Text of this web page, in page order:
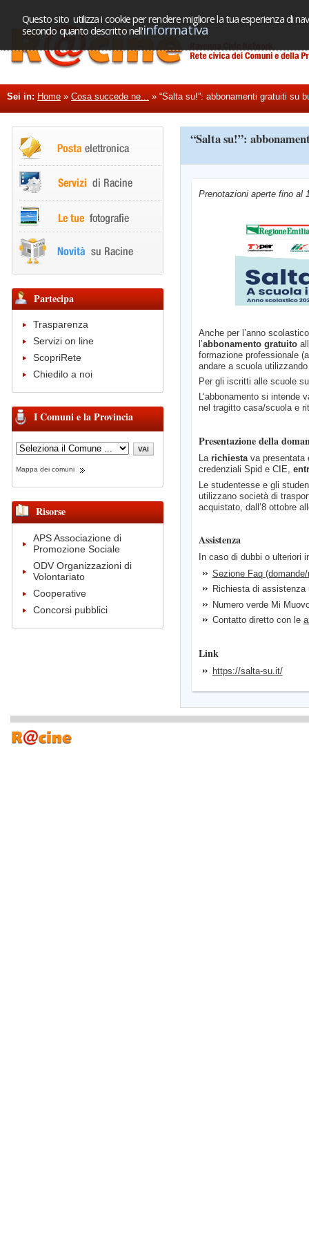
Questo sito utilizza i cookie per rendere migliore la tua esperienza di
secondo quanto descritto nell'informativa
Sei in: Home » Cosa succede ne... » “Salta su!”: abbonamenti gratuiti su
Partecipa
Trasparenza
Servizi on line
ScopriRete
Chiedilo a noi
I Comuni e la Provincia
Mappa dei comuni
Risorse
APS Associazione di
Promozione Sociale
ODV Organizzazioni di
Volontariato
Cooperative
Concorsi pubblici
“Salta su!”:
Prenotazioni aperte fino al
Anche per l’anno
l’abbonamento gratuito
formazione professionale
andare a scuola
Per gli iscritti alle scuole
L’abbonamento si intende
nel tragitto casa/scuola e
Presentazione della
La richiestava presentata
credenziali Spid e CIE,
Le studentesse e gli
utilizzano società di
acquistato, dall’8 ottobre
Assistenza
In caso di dubbi o ulteriori
Sezione Faq
Richiesta di
Numero verde Mi
Contatto diretto con le
Link
https://salta-su.it/